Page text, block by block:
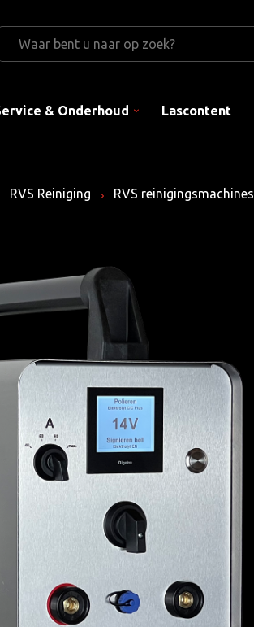
& Onderhoud Lascontent
RVS Reiniging RVS reinigingsmachines